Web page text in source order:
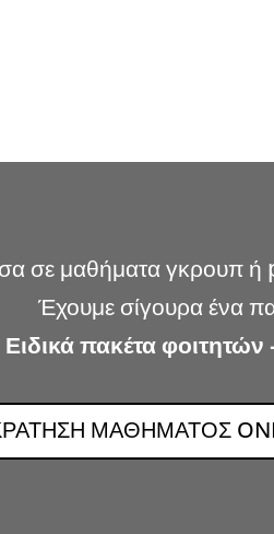
σε μαθήματα γκρουπ ή
Έχουμε σίγουρα ένα
Ειδικά πακέτα
ΜΑΘΗΜΑΤΟΣ